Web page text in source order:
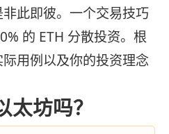
此即彼。一个交易技巧
的 ETH 分散投资。根
用例以及你的投资理念
坊吗？